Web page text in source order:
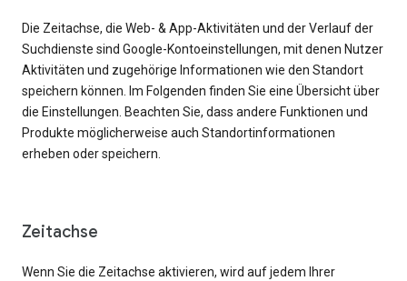
Die Zeitachse, die Web- & App-Aktivitäten und der Verlauf der
Suchdienste sind Google-Kontoeinstellungen, mit denen Nutzer
Aktivitäten und zugehörige Informationen wie den Standort
speichern können. Im Folgenden finden Sie eine Übersicht über
die Einstellungen. Beachten Sie, dass andere Funktionen und
Produkte möglicherweise auch Standortinformationen
erheben oder speichern.
Zeitachse
Wenn Sie die Zeitachse aktivieren, wird auf jedem Ihrer